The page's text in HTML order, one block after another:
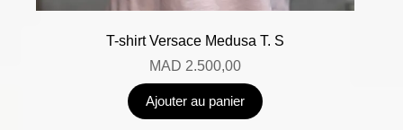
T-shirt Versace Medusa T. S
MAD 2.500,00
Ajouter au panier